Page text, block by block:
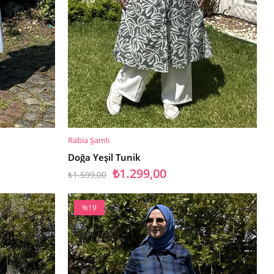
SEPETE EKLE
Rabia Şamlı
Doğa Yeşil Tunik
₺1.299,00
₺1.599,00
%19
İndirim
%19İndirim